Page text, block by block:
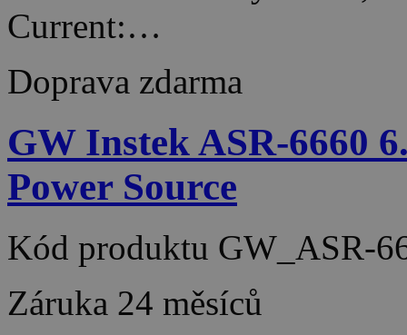
Current:…
Doprava zdarma
GW Instek ASR-6660
Power Source
Kód produktu GW_ASR-
Záruka 24 měsíců